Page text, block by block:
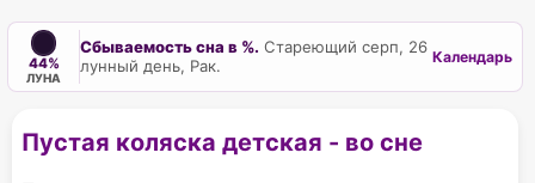
44%
ЛУНА
Сбываемость сна в %. Стареющий серп, 26
лунный день, Рак.
Календарь
Пустая коляска детская - во сне